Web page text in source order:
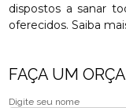
dispostos a sanar
oferecidos. Saiba
FAÇA UM
Digite seu nome